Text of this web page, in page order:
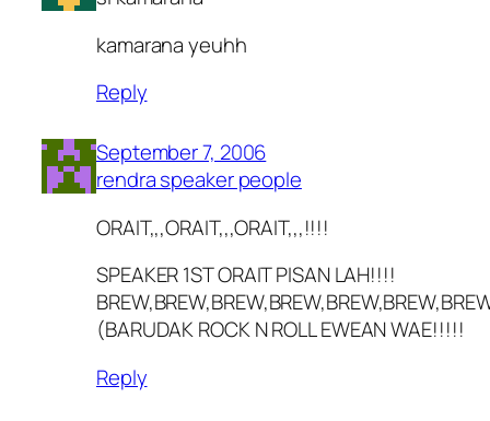
kamarana yeuhh
Reply
September 7, 2006
rendra speaker people
ORAIT,,,ORAIT,,,ORAIT,,,!!!!
SPEAKER 1ST ORAIT PISAN LAH!!!!
(BARUDAK ROCK N ROLL EWEAN WAE!!!!!
Reply